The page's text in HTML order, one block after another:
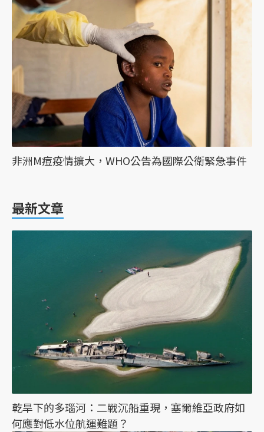
非洲M痘疫情擴大，WHO公告為國際公衛緊急事件
最新文章
乾旱下的多瑙河：二戰沉船重現，塞爾維亞政府如
何應對低水位航運難題？